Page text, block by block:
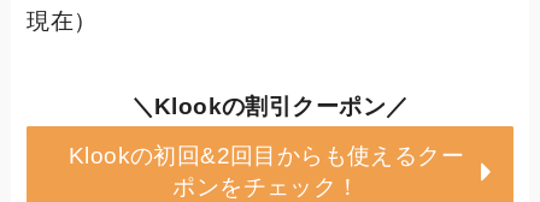
現在）
＼Klookの割引クーポン／
Klookの初回&2回目からも使えるクー
ポンをチェック！